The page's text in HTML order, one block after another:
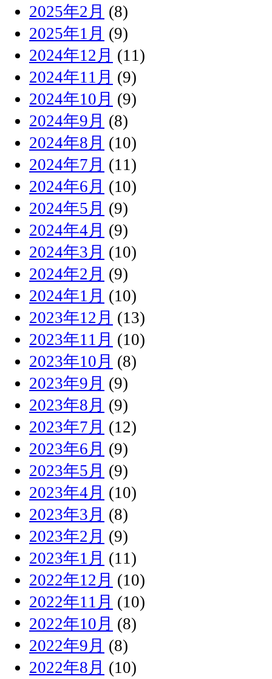
2025年2月 (8)
2025年1月 (9)
2024年12月 (11)
2024年11月 (9)
2024年10月 (9)
2024年9月 (8)
2024年8月 (10)
2024年7月 (11)
2024年6月 (10)
2024年5月 (9)
2024年4月 (9)
2024年3月 (10)
2024年2月 (9)
2024年1月 (10)
2023年12月 (13)
2023年11月 (10)
2023年10月 (8)
2023年9月 (9)
2023年8月 (9)
2023年7月 (12)
2023年6月 (9)
2023年5月 (9)
2023年4月 (10)
2023年3月 (8)
2023年2月 (9)
2023年1月 (11)
2022年12月 (10)
2022年11月 (10)
2022年10月 (8)
2022年9月 (8)
2022年8月 (10)